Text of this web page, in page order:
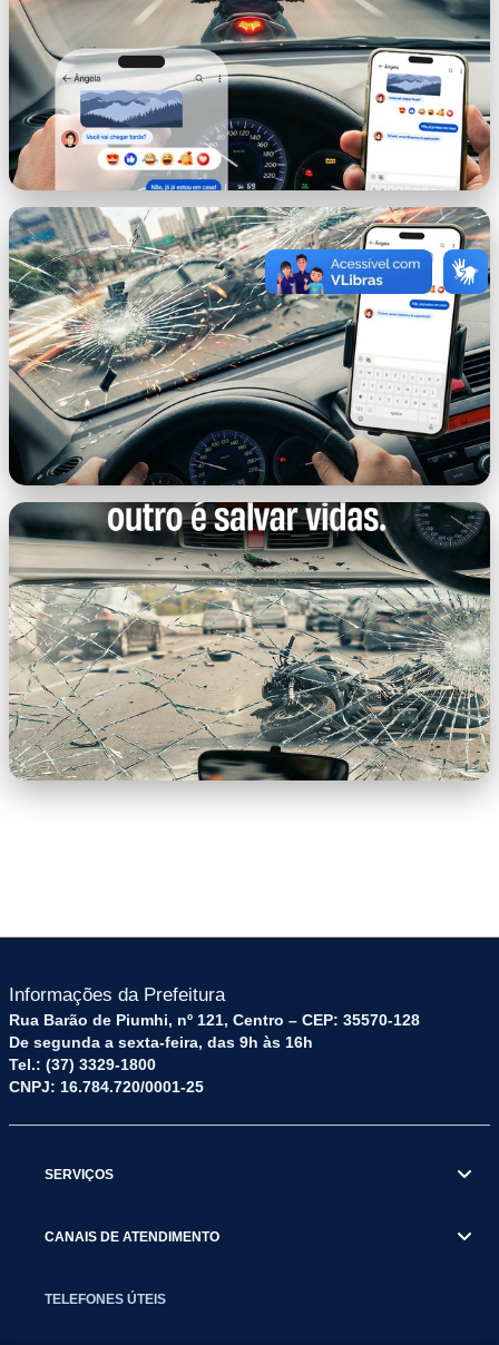
imagem-2.png
imagem-3.png
Informações da Prefeitura
Rua Barão de Piumhi, nº 121, Centro – CEP: 35570-128
De segunda a sexta-feira, das 9h às 16h
Tel.: (37) 3329-1800
CNPJ: 16.784.720/0001-25
SERVIÇOS
CANAIS DE ATENDIMENTO
TELEFONES ÚTEIS